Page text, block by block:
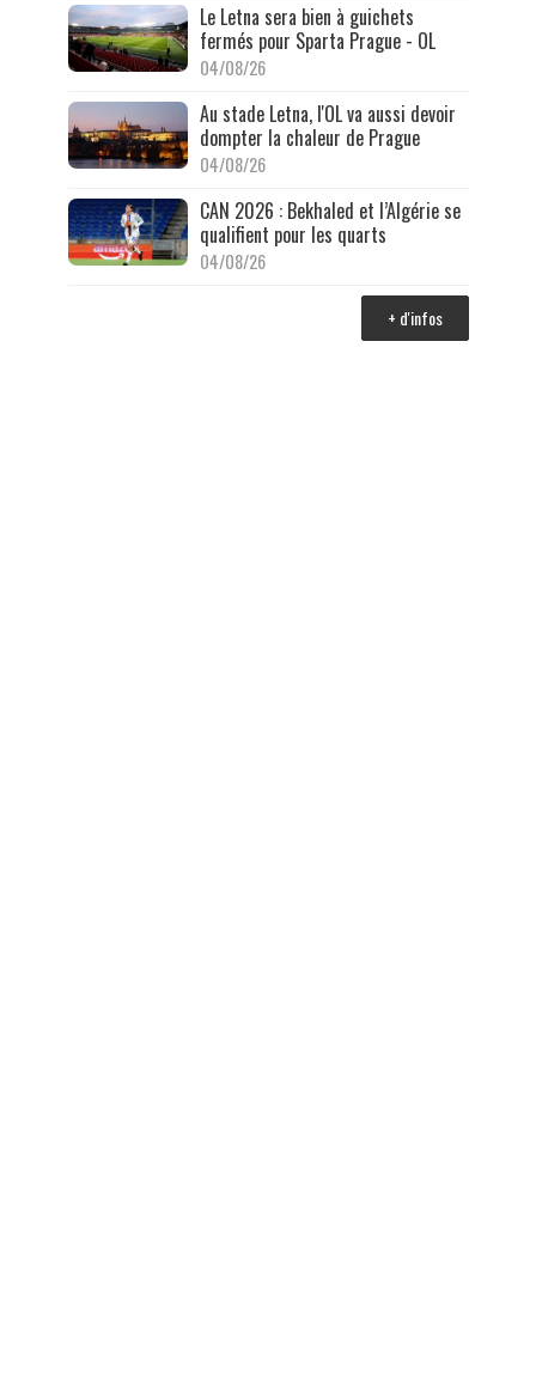
Le Letna sera bien à guichets
fermés pour Sparta Prague - OL
04/08/26
Au stade Letna, l'OL va aussi devoir
dompter la chaleur de Prague
04/08/26
CAN 2026 : Bekhaled et l’Algérie se
qualifient pour les quarts
04/08/26
+ d'infos